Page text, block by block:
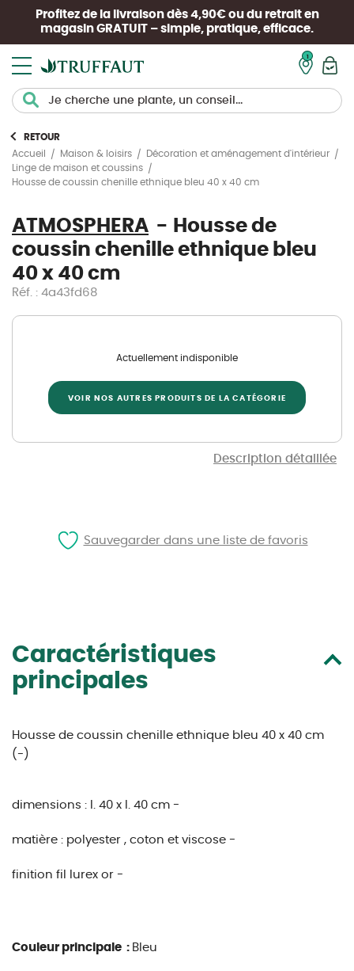
Profitez de la livraison dès 4,90€ ou du retrait en
magasin GRATUIT – simple, pratique, efficace.
RETOUR
Accueil
Maison & loisirs
Décoration et aménagement d'intérieur
Linge de maison et coussins
Housse de coussin chenille ethnique bleu 40 x 40 cm
ATMOSPHERA
Housse de
coussin chenille ethnique bleu
40 x 40 cm
Réf. : 4a43fd68
Description détaillée
Actuellement indisponible
VOIR NOS AUTRES PRODUITS DE LA CATÉGORIE
Caractéristiques
principales
Housse de coussin chenille ethnique bleu 40 x 40 cm
(-)
dimensions : l. 40 x l. 40 cm -
matière : polyester , coton et viscose -
finition fil lurex or -
Couleur principale : Bleu
Sauvegarder dans une liste de favoris